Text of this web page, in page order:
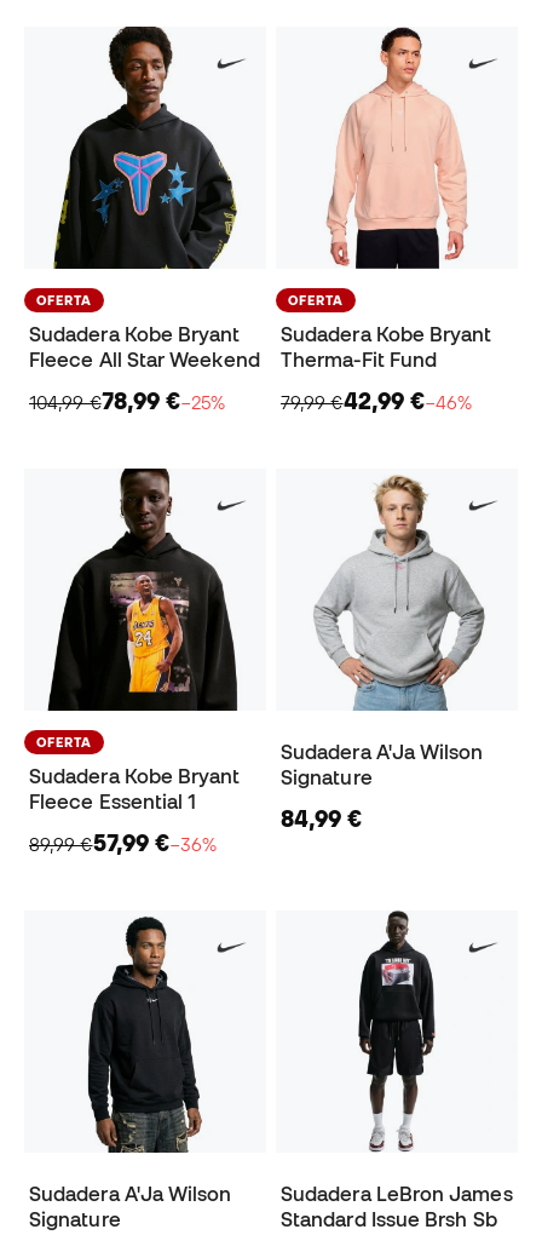
OFERTA
Sudadera Kobe Bryant
Fleece All Star Weekend
104,99 €78,99 €−25%
OFERTA
Sudadera Kobe Bryant
Therma-Fit Fund
79,99 €42,99 €−46%
OFERTA
Sudadera Kobe Bryant
Fleece Essential 1
89,99 €57,99 €−36%
Sudadera A'Ja Wilson
Signature
84,99 €
Sudadera A'Ja Wilson
Signature
Sudadera LeBron James
Standard Issue Brsh Sb